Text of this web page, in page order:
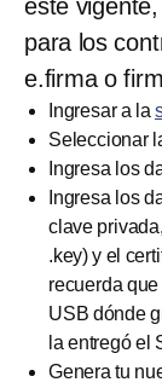
esté
para los
e.firma o
Ingresar a la
Seleccionar
Ingresa los
Ingresa los
clave
.key) y el
recuerda
USB dónde
la entregó el
Genera tu